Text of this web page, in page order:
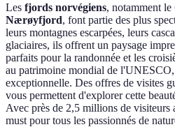
Les fjords norvégiens, notamment le
Nærøyfjord, font partie des plus
leurs montagnes escarpées, leurs
glaciaires, ils offrent un paysage
parfaits pour la randonnée et les
au patrimoine mondial de
exceptionnelle. Des offres de visites
vous permettent d'explorer cette
Avec près de 2,5 millions de visiteurs
must pour tous les passionnés de